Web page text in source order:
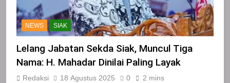
NEWS SIAK
Lelang Jabatan Sekda Siak, Muncul Tiga
Nama: H. Mahadar Dinilai Paling Layak
Redaksi 18 Agustus 2025 0 2 mins